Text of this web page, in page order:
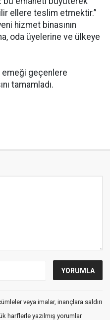
ellere teslim etmektir.”
hizmet binasının
oda üyelerine ve ülkeye
emeği geçenlere
tamamladı.
veya imalar, inançlara saldırı
harflerle yazılmış yorumlar